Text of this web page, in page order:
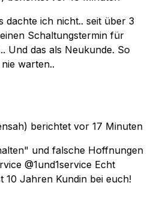
dachte ich nicht.. seit über 3
Schaltungstermin für
Und das als Neukunde. So
warten..
berichtet vor 17 Minuten
und falsche Hoffnungen
@1und1service Echt
10 Jahren Kundin bei euch!